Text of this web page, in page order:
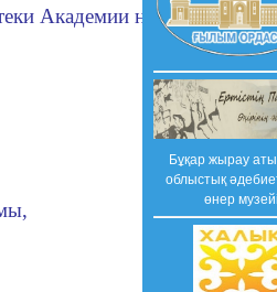
Академии наук
Бұқар жырау
облыстық
өнер музейі